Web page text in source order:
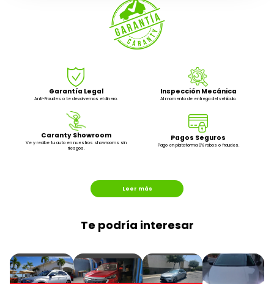
Garantía Legal
Anti-Fraudes o te devolvemos el dinero.
Inspección Mecánica
Al momento de entrega del vehículo.
Caranty Showroom
Ve y recibe tu auto en nuestros showrooms sin
riesgos.
Pagos Seguros
Pago en plataforma 0% robos o fraudes.
Leer más
Te podría interesar